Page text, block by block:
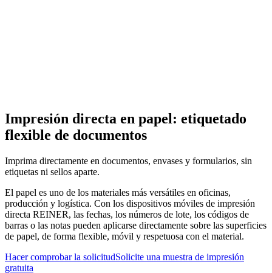
Impresión directa en papel: etiquetado
flexible de documentos
Imprima directamente en documentos, envases y formularios, sin
etiquetas ni sellos aparte.
El papel es uno de los materiales más versátiles en oficinas,
producción y logística. Con los dispositivos móviles de impresión
directa REINER, las fechas, los números de lote, los códigos de
barras o las notas pueden aplicarse directamente sobre las superficies
de papel, de forma flexible, móvil y respetuosa con el material.
Hacer comprobar la solicitudSolicite una muestra de impresión
gratuita